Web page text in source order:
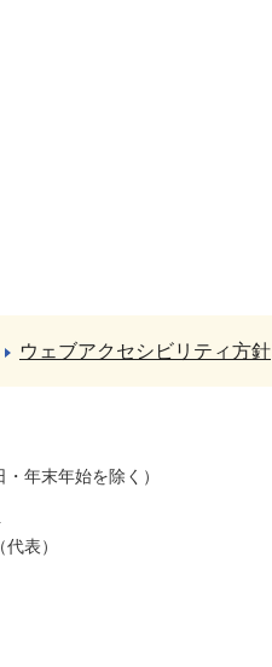
ウェブアクセシビリティ方針
年末年始を除く）
表）